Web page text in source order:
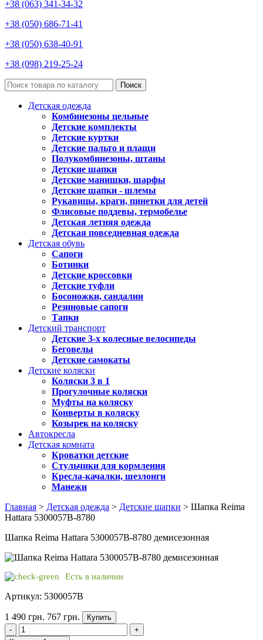
+38 (063) 341-34-32
+38 (050) 686-71-41
+38 (050) 638-40-91
+38 (098) 219-25-24
Поиск
Детская одежда
Комбинезоны цельные
Детские комплекты
Детские куртки
Детские пальто и плащи
Полукомбинезоны, штаны
Детские шапки
Детские манишки, шарфы
Детские шапки - шлемы
Рукавицы, краги, пинетки для детей
Флисовые поддевы, термобелье
Детская летняя одежда
Детская повседневная одежда
Детская обувь
Сапоги
Ботинки
Детские кроссовки
Детские туфли
Босоножки, сандалии
Резиновые сапоги
Тапки
Детский транспорт
Детские 3-х колесные велосипеды
Беговелы
Детские самокаты
Детские коляски
Коляски 3 в 1
Прогулочные коляски
Муфты на коляску
Конверты в коляску
Козырек на коляску
Автокресла
Детская комната
Кроватки детские
Стульчики для кормления
Кресла-качалки, шезлонги
Манежи
Главная > Детская одежда > Детские шапки > Шапка Reima
Hattara 5300057B-8780
Шапка Reima Hattara 5300057B-8780 демисезонная
Есть в наличии
Артикул: 5300057B
1 490 грн. 767 грн.
Купить
-
+